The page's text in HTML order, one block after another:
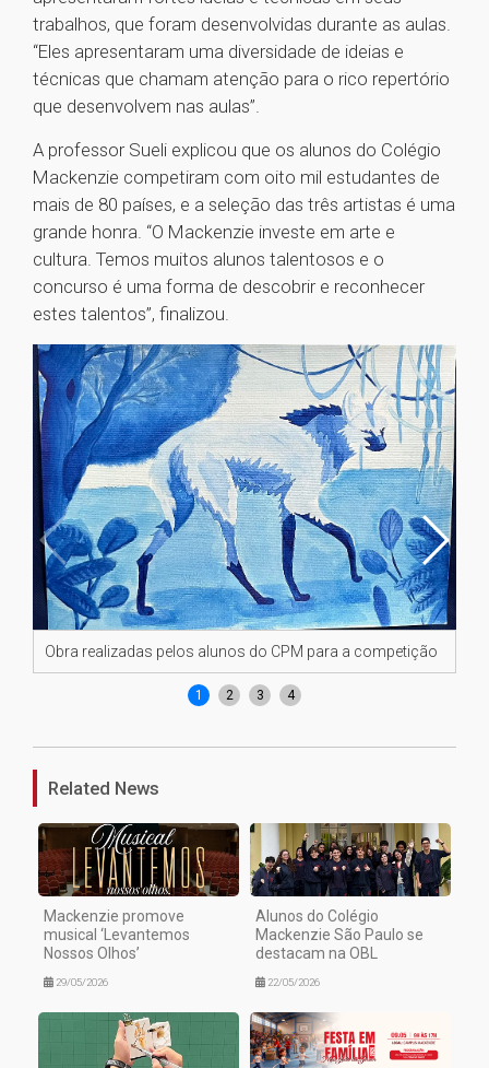
trabalhos, que foram desenvolvidas durante as aulas.
“Eles apresentaram uma diversidade de ideias e
técnicas que chamam atenção para o rico repertório
que desenvolvem nas aulas”.
A professor Sueli explicou que os alunos do Colégio
Mackenzie competiram com oito mil estudantes de
mais de 80 países, e a seleção das três artistas é uma
grande honra. “O Mackenzie investe em arte e
cultura. Temos muitos alunos talentosos e o
concurso é uma forma de descobrir e reconhecer
estes talentos”, finalizou.
Obra realizadas pelos alunos do CPM para a competição
1 2 3 4
Related News
Mackenzie promove
musical ‘Levantemos
Nossos Olhos’
29/05/2026
Alunos do Colégio
Mackenzie São Paulo se
destacam na OBL
22/05/2026